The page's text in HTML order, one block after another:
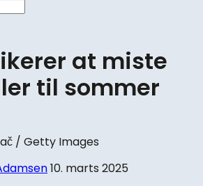
at miste
til sommer
/ Getty Images
10. marts 2025